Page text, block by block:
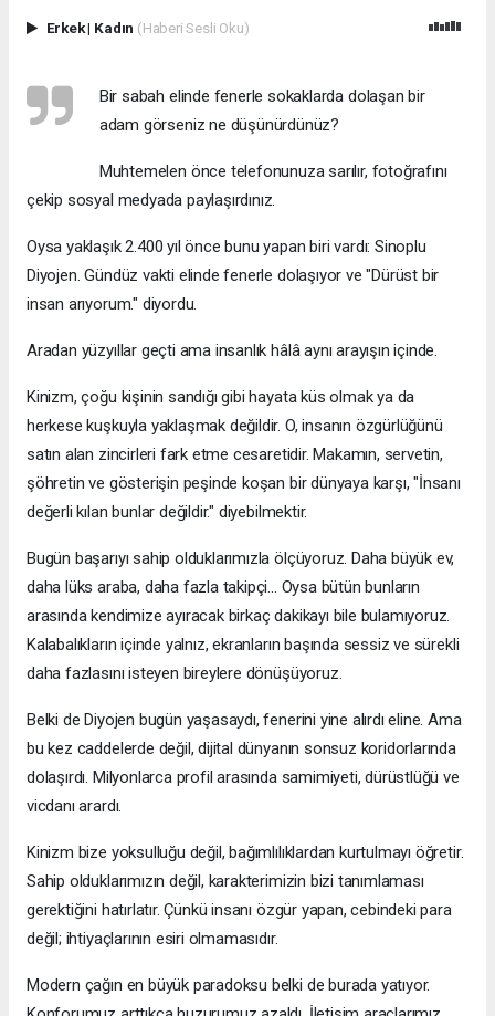
Erkek| Kadın (Haberi Sesli Oku)
Bir sabah elinde fenerle sokaklarda dolaşan bir
adam görseniz ne düşünürdünüz?
Muhtemelen önce telefonunuza sarılır, fotoğrafını
çekip sosyal medyada paylaşırdınız.
Oysa yaklaşık 2.400 yıl önce bunu yapan biri vardı: Sinoplu
Diyojen. Gündüz vakti elinde fenerle dolaşıyor ve "Dürüst bir
insan arıyorum." diyordu.
Aradan yüzyıllar geçti ama insanlık hâlâ aynı arayışın içinde.
Kinizm, çoğu kişinin sandığı gibi hayata küs olmak ya da
herkese kuşkuyla yaklaşmak değildir. O, insanın özgürlüğünü
satın alan zincirleri fark etme cesaretidir. Makamın, servetin,
şöhretin ve gösterişin peşinde koşan bir dünyaya karşı, "İnsanı
değerli kılan bunlar değildir." diyebilmektir.
Bugün başarıyı sahip olduklarımızla ölçüyoruz. Daha büyük ev,
daha lüks araba, daha fazla takipçi... Oysa bütün bunların
arasında kendimize ayıracak birkaç dakikayı bile bulamıyoruz.
Kalabalıkların içinde yalnız, ekranların başında sessiz ve sürekli
daha fazlasını isteyen bireylere dönüşüyoruz.
Belki de Diyojen bugün yaşasaydı, fenerini yine alırdı eline. Ama
bu kez caddelerde değil, dijital dünyanın sonsuz koridorlarında
dolaşırdı. Milyonlarca profil arasında samimiyeti, dürüstlüğü ve
vicdanı arardı.
Kinizm bize yoksulluğu değil, bağımlılıklardan kurtulmayı öğretir.
Sahip olduklarımızın değil, karakterimizin bizi tanımlaması
gerektiğini hatırlatır. Çünkü insanı özgür yapan, cebindeki para
değil; ihtiyaçlarının esiri olmamasıdır.
Modern çağın en büyük paradoksu belki de burada yatıyor.